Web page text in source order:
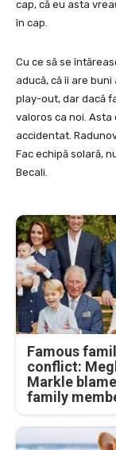
cap, că eu asta
în cap.
Cu ce să se
aducă, că îi are
play-out, dar dacă
valoros ca noi. Asta
accidentat.
Fac echipă solară,
Becali.
Famous
conflict:
Markle
family